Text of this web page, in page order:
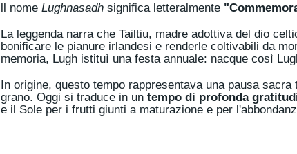
ll nome Lughnasadh significa letteralmente
La leggenda narra che Tailtiu, madre adottiva del dio
bonificare le pianure irlandesi e renderle coltivabili da
memoria, Lugh istituì una festa annuale: nacque così
In origine, questo tempo rappresentava una pausa
grano. Oggi si traduce in un tempo di profonda
e il Sole per i frutti giunti a maturazione e per